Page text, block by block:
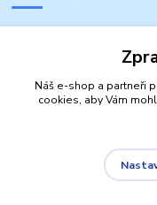
Náš e-shop a partneři
cookies, aby Vám